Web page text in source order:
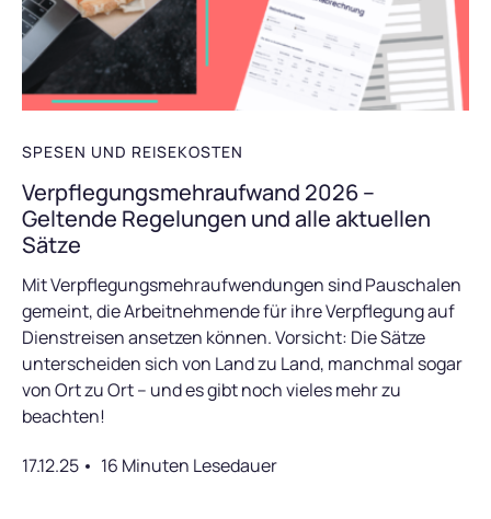
SPESEN UND REISEKOSTEN
Verpflegungsmehraufwand 2026 –
Geltende Regelungen und alle aktuellen
Sätze
Mit Verpflegungsmehraufwendungen sind Pauschalen
gemeint, die Arbeitnehmende für ihre Verpflegung auf
Dienstreisen ansetzen können. Vorsicht: Die Sätze
unterscheiden sich von Land zu Land, manchmal sogar
von Ort zu Ort – und es gibt noch vieles mehr zu
beachten!
17.12.25 16 Minuten Lesedauer